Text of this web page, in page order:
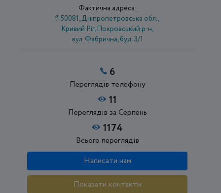
Фактична адреса:
50081, Дніпропетровська обл.,
Кривий Ріг, Покровський р-н,
вул. Фабрична, буд. 3/1
6
Переглядів телефону
11
Переглядів за Серпень
1174
Всього переглядів
Написати нам
Показати контакти